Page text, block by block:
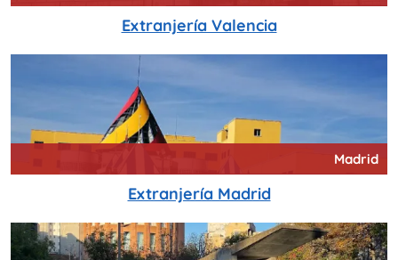
Extranjería Valencia
Madrid
Extranjería Madrid